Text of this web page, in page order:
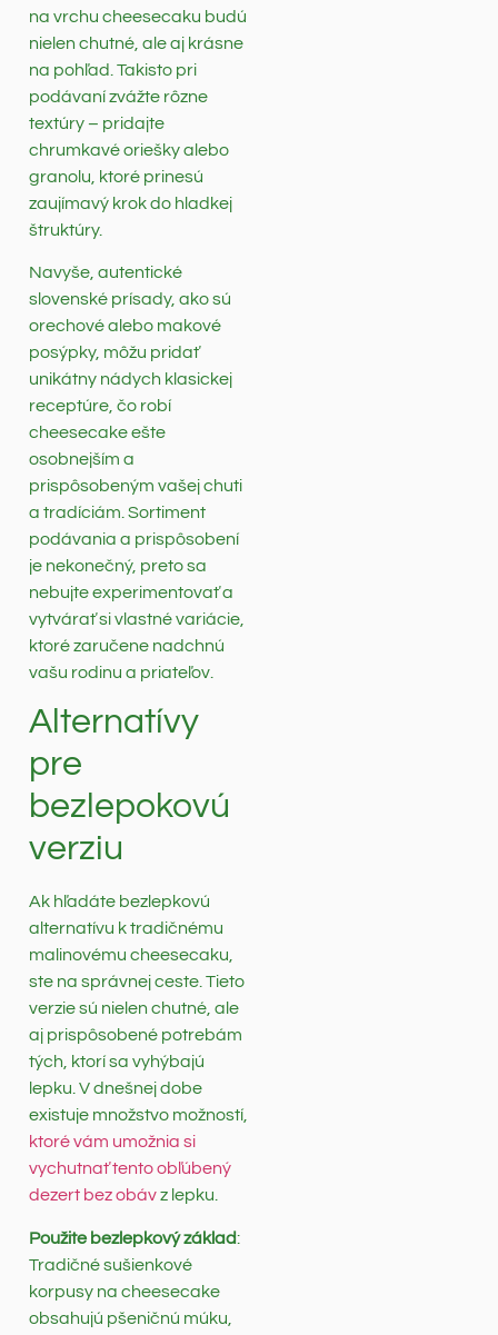
na vrchu cheesecaku budú
nielen chutné, ale aj krásne
na pohľad. Takisto pri
podávaní zvážte rôzne
textúry – pridajte
chrumkavé oriešky alebo
granolu, ktoré prinesú
zaujímavý krok do hladkej
štruktúry.
Navyše, autentické
slovenské prísady, ako sú
orechové alebo makové
posýpky, môžu pridať
unikátny nádych klasickej
receptúre, čo robí
cheesecake ešte
osobnejším a
prispôsobeným vašej chuti
a tradíciám. Sortiment
podávania a prispôsobení
je nekonečný, preto sa
nebujte experimentovať a
vytvárať si vlastné variácie,
ktoré zaručene nadchnú
vašu rodinu a priateľov.
Alternatívy
pre
bezlepokovú
verziu
Ak hľadáte bezlepkovú
alternatívu k tradičnému
malinovému cheesecaku,
ste na správnej ceste. Tieto
verzie sú nielen chutné, ale
aj prispôsobené potrebám
tých, ktorí sa vyhýbajú
lepku. V dnešnej dobe
existuje množstvo možností,
ktoré vám umožnia si
vychutnať tento obľúbený
dezert bez obávz lepku.
Použite bezlepkový základ:
Tradičné sušienkové
korpusy na cheesecake
obsahujú pšeničnú múku,